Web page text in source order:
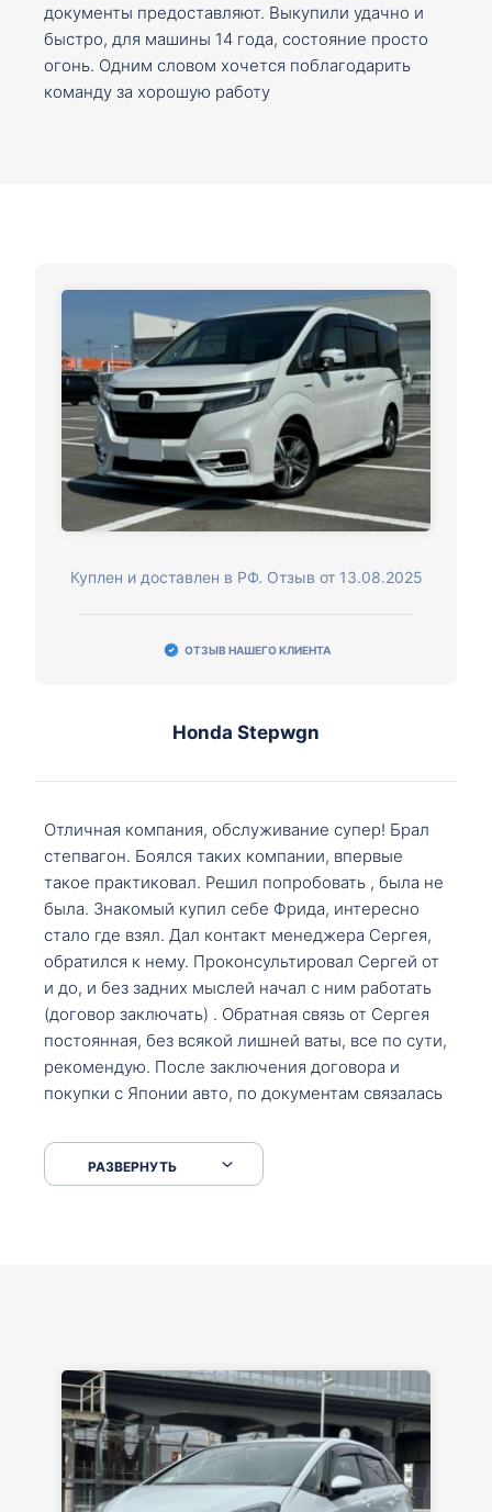
документы предоставляют. Выкупили удачно и
быстро, для машины 14 года, состояние просто
огонь. Одним словом хочется поблагодарить
команду за хорошую работу
Куплен и доставлен в РФ. Отзыв от 13.08.2025
ОТЗЫВ НАШЕГО КЛИЕНТА
Honda Stepwgn
Отличная компания, обслуживание супер! Брал
степвагон. Боялся таких компании, впервые
такое практиковал. Решил попробовать , была не
была. Знакомый купил себе Фрида, интересно
стало где взял. Дал контакт менеджера Сергея,
обратился к нему. Проконсультировал Сергей от
и до, и без задних мыслей начал с ним работать
(договор заключать) . Обратная связь от Сергея
постоянная, без всякой лишней ваты, все по сути,
рекомендую. После заключения договора и
покупки с Японии авто, по документам связалась
что заполнить, куда зайти, образцы и т.д. После
приехал за авто. Меня тепло встретили Сергей с
РАЗВЕРНУТЬ